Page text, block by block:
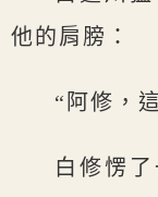
他的肩膀：
“阿修，
白修愣